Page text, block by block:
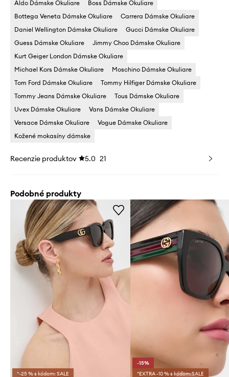
Aldo Dámske Okuliare
Boss Dámske Okuliare
Bottega Veneta Dámske Okuliare
Carrera Dámske Okuliare
Daniel Wellington Dámske Okuliare
Gucci Dámske Okuliare
Guess Dámske Okuliare
Jimmy Choo Dámske Okuliare
Kurt Geiger London Dámske Okuliare
Michael Kors Dámske Okuliare
Moschino Dámske Okuliare
Tom Ford Dámske Okuliare
Tommy Hilfiger Dámske Okuliare
Tommy Jeans Dámske Okuliare
Tous Dámske Okuliare
Uvex Dámske Okuliare
Vans Dámske Okuliare
Versace Dámske Okuliare
Vogue Dámske Okuliare
Kožené mokasíny dámske
Recenzie produktov 5.0 21
Podobné produkty
*-25 % s kódom: SALE
-15%
*EXTRA -10 % s kódom:SALE